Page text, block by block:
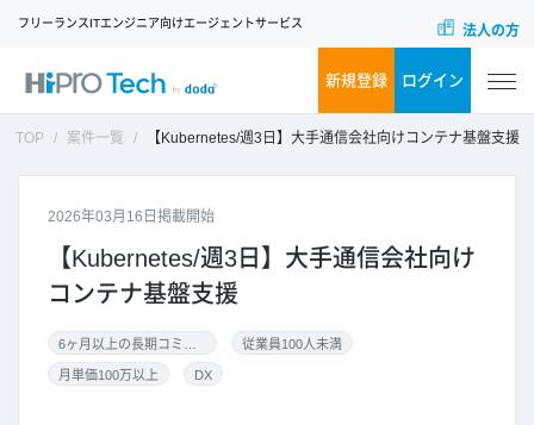
フリーランスITエンジニア向けエージェントサービス 法人の方
新規登録 ログイン
TOP 案件一覧 【Kubernetes/週3日】大手通信会社向けコンテナ基盤支援
2026年03月16日掲載開始
【Kubernetes/週3日】大手通信会社向け
コンテナ基盤支援
従業員100人未満
月単価100万以上 DX